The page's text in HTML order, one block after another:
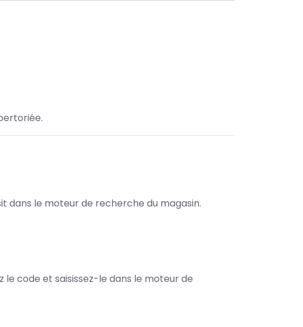
dans le moteur de recherche du magasin.
le code et saisissez-le dans le moteur de